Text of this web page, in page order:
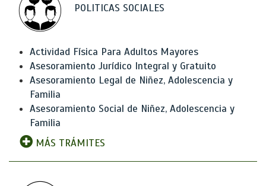
POLITICAS SOCIALES
Actividad Física Para Adultos Mayores
Asesoramiento Jurídico Integral y Gratuito
Asesoramiento Legal de Niñez, Adolescencia y
Familia
Asesoramiento Social de Niñez, Adolescencia y
Familia
MÁS TRÁMITES